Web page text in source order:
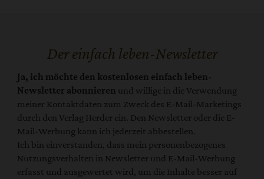
Der einfach leben-Newsletter
Ja, ich möchte den kostenlosen einfach leben-
Newsletter abonnieren und willige in die Verwendung
meiner Kontaktdaten zum Zweck des E-Mail-Marketings
durch den Verlag Herder ein. Den Newsletter oder die E-
Mail-Werbung kann ich jederzeit abbestellen.
Ich bin einverstanden, dass mein personenbezogenes
Nutzungsverhalten in Newsletter und E-Mail-Werbung
erfasst und ausgewertet wird, um die Inhalte besser auf